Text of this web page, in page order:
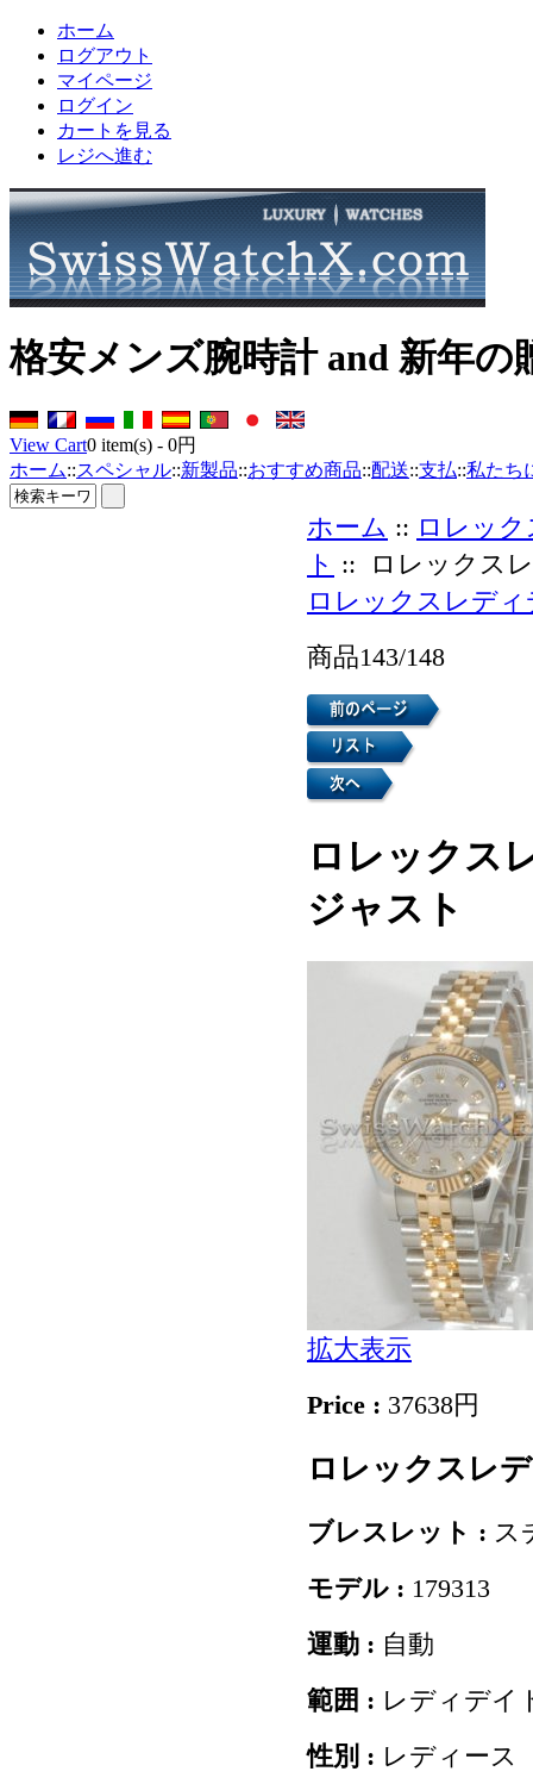
ホーム
ログアウト
マイページ
ログイン
カートを見る
レジへ進む
格安メンズ腕時計 and 新年の
View Cart0 item(s) - 0円
ホーム::スペシャル::新製品::おすすめ商品::配送::支払::私たち
ホーム :: ロレック
ト :: ロレックス
ロレックスレデ
商品143/148
ロレックス
ジャスト
拡大表示
Price : 37638円
ロレックスレ
ブレスレット : ス
モデル : 179313
運動 : 自動
範囲 : レディデイ
性別 : レディース